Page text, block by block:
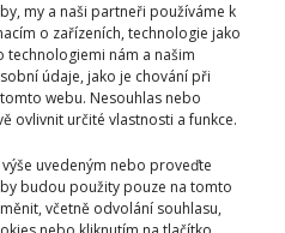
my a naši partneři používáme k
o zařízeních, technologie jako
technologiemi nám a našim
údaje, jako je chování při
webu. Nesouhlas nebo
ovlivnit určité vlastnosti a funkce.
uvedeným nebo proveďte
budou použity pouze na tomto
včetně odvolání souhlasu,